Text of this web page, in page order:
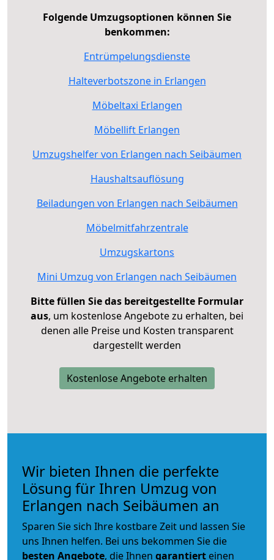
Folgende Umzugsoptionen können Sie
benkommen:
Entrümpelungsdienste
Halteverbotszone in Erlangen
Möbeltaxi Erlangen
Möbellift Erlangen
Umzugshelfer von Erlangen nach Seibäumen
Haushaltsauflösung
Beiladungen von Erlangen nach Seibäumen
Möbelmitfahrzentrale
Umzugskartons
Mini Umzug von Erlangen nach Seibäumen
Bitte füllen Sie das bereitgestellte Formular
aus, um kostenlose Angebote zu erhalten, bei
denen alle Preise und Kosten transparent
dargestellt werden
Kostenlose Angebote erhalten
Wir bieten Ihnen die perfekte
Lösung für Ihren Umzug von
Erlangen nach Seibäumen an
Sparen Sie sich Ihre kostbare Zeit und lassen Sie
uns Ihnen helfen. Bei uns bekommen Sie die
besten Angebote, die Ihnen garantiert einen